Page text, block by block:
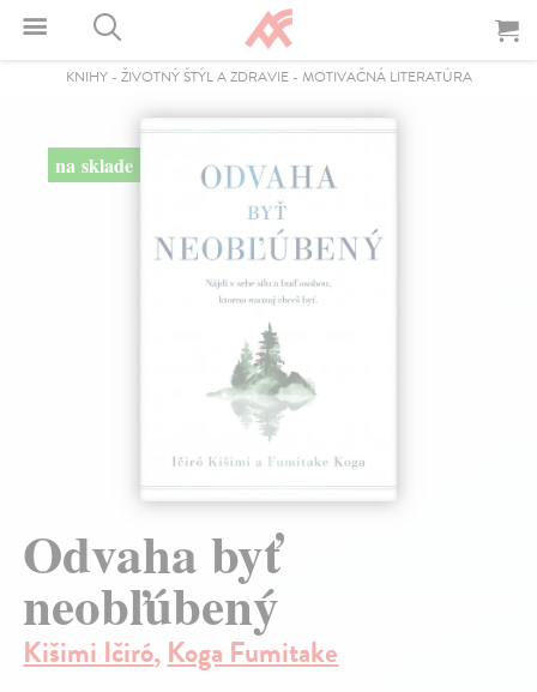
KNIHY- ŽIVOTNÝ ŠTÝL A ZDRAVIE- MOTIVAČNÁ LITERATÚRA
na sklade
Odvaha byť
neobľúbený
Kišimi Ičiró,Koga Fumitake